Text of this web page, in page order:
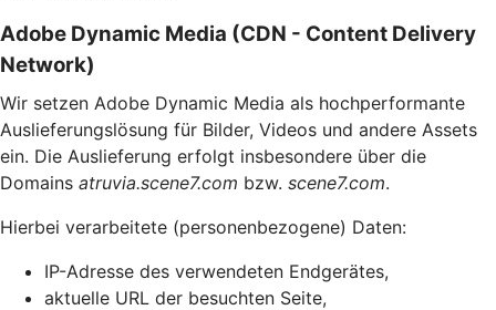
Adobe Dynamic Media (CDN - Content Delivery
Network)
Wir setzen Adobe Dynamic Media als hochperformante
Auslieferungslösung für Bilder, Videos und andere Assets
ein. Die Auslieferung erfolgt insbesondere über die
Domains atruvia.scene7.com bzw. scene7.com.
Hierbei verarbeitete (personenbezogene) Daten:
IP-Adresse des verwendeten Endgerätes,
aktuelle URL der besuchten Seite,